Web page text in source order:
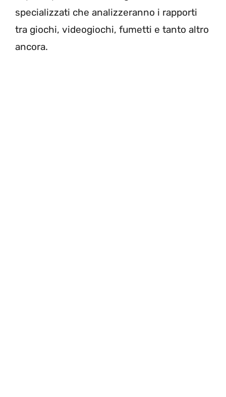
specializzati che analizzeranno i rapporti
tra giochi, videogiochi, fumetti e tanto altro
ancora.